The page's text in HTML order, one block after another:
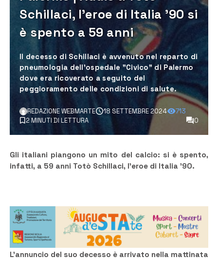
Schillaci, l’eroe di Italia ’90 si
è spento a 59 anni
Il decesso di Schillaci è avvenuto nel reparto di
pneumologia dell'ospedale "Civico" di Palermo
dove era ricoverato a seguito del
peggioramento delle condizioni di salute.
REDAZIONE WEBMARTE 18 SETTEMBRE 2024
713
2 MINUTI DI LETTURA
0
Gli italiani piangono un mito del calcio: si è spento,
infatti, a 59 anni Totò Schillaci, l’eroe di Italia ’90.
L’annuncio del suo decesso è arrivato nella mattinata